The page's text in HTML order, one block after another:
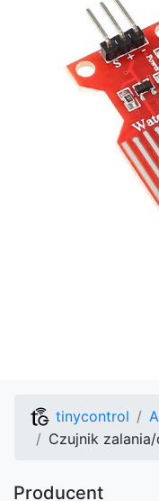
tinycontrol
Czujnik
Producent